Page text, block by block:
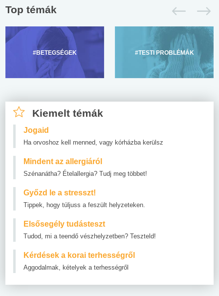
Top témák
#BETEGSÉGEK #TESTI PROBLÉMÁK
Kiemelt témák
Jogaid
Ha orvoshoz kell menned, vagy kórházba kerülsz
Mindent az allergiáról
Szénanátha? Ételallergia? Tudj meg többet!
Győzd le a stresszt!
Tippek, hogy túljuss a feszült helyzeteken.
Elsősegély tudásteszt
Tudod, mi a teendő vészhelyzetben? Teszteld!
Kérdések a korai terhességről
Aggodalmak, kételyek a terhességről